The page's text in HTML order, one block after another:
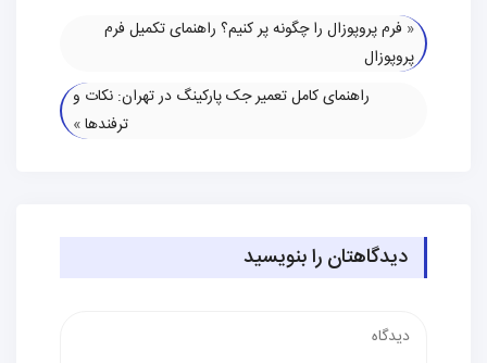
« فرم پروپوزال را چگونه پر کنیم؟ راهنمای تکمیل فرم
پروپوزال
راهنمای کامل تعمیر جک پارکینگ در تهران: نکات و
ترفندها»
دیدگاهتان را بنویسید